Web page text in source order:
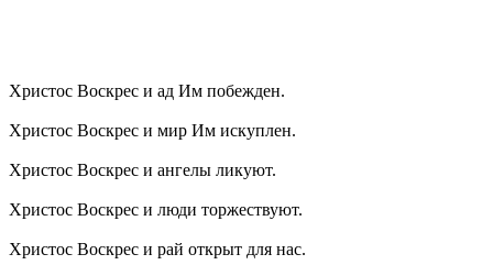
Христос Воскрес и ад Им побежден.
Христос Воскрес и мир Им искуплен.
Христос Воскрес и ангелы ликуют.
Христос Воскрес и люди торжествуют.
Христос Воскрес и рай открыт для нас.